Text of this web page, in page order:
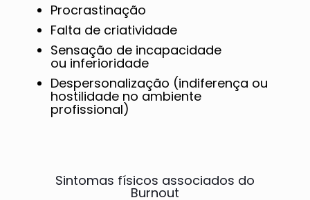
Procrastinação
Falta de criatividade
Sensação de incapacidade
ou inferioridade
Despersonalização (indiferença ou
hostilidade no ambiente
profissional)
Sintomas físicos associados do
Burnout